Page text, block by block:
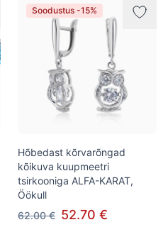
Soodustus -15%
Hõbedast kõrvarõngad
kõikuva kuupmeetri
tsirkooniga ALFA-KARAT,
Öökull
62.00 € 52.70 €